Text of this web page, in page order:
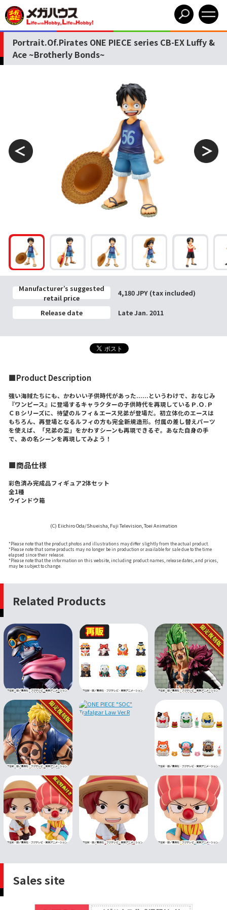
Portrait.Of.Pirates ONE PIECE series CB-EX Luffy &
Ace ~Brotherly Bonds~
Manufacturer’s suggested
retail price
4,180 JPY (tax included)
Release date Late Jan. 2011
■Product Description
強い海賊たちにも、かわいい子供時代があった......というわけで、おなじみ
『ワンピース』に登場するキャラクターの子供時代を再現しているＰ.Ｏ.Ｐ
ＣＢシリーズに、待望のルフィ＆エース兄弟が登場だ。初立体化のエースは
もちろん、再登場となるルフィの方も完全新規造形。付属の差し替えパーツ
を使えば、「兄弟の盃」をかわすシーンも再現できるぞ。あなた自身の手
で、あの名シーンを再現してみよう！
■商品仕様
彩色済み完成品フィギュア2体セット
全1種
ウインドウ箱
(C) Eiichiro Oda/Shueisha, Fuji Television, Toei Animation
*Please note that the product photos and illustrations may differ slightly from the actual product.
*Please note that some products may no longer be in production or available for sale due to the time
elapsed since their release.
*Please note that the information on this website, including product names, release dates, and prices,
may be subject to change.
Related Products
Sales site